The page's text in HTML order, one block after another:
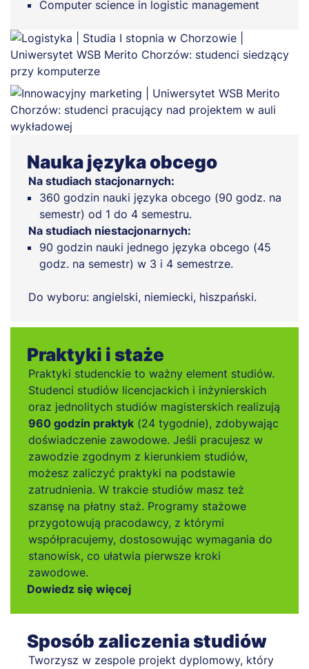
Computer science in logistic management
Nauka języka obcego
Na studiach stacjonarnych:
360 godzin nauki języka obcego (90 godz. na
semestr) od 1 do 4 semestru.
Na studiach niestacjonarnych:
90 godzin nauki jednego języka obcego (45
godz. na semestr) w 3 i 4 semestrze.
Do wyboru: angielski, niemiecki, hiszpański.
Praktyki i staże
Praktyki studenckie to ważny element studiów.
Studenci studiów licencjackich i inżynierskich
oraz jednolitych studiów magisterskich realizują
960 godzin praktyk (24 tygodnie), zdobywając
doświadczenie zawodowe. Jeśli pracujesz w
zawodzie zgodnym z kierunkiem studiów,
możesz zaliczyć praktyki na podstawie
zatrudnienia. W trakcie studiów masz też
szansę na płatny staż. Programy stażowe
przygotowują pracodawcy, z którymi
współpracujemy, dostosowując wymagania do
stanowisk, co ułatwia pierwsze kroki
zawodowe.
Dowiedz się więcej
Sposób zaliczenia studiów
Tworzysz w zespole projekt dyplomowy, który